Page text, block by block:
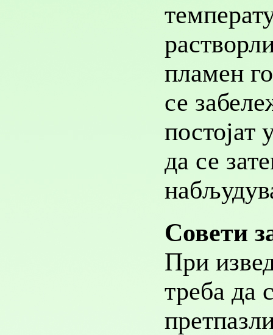
пламен
се
постојат
да се
Совети
При
треба да